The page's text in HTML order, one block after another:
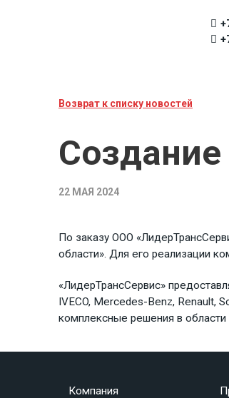
Возврат к списку новостей
22 МАЯ 2024
По заказу ООО
области». Для его реализации
«ЛидерТрансСервис»
IVECO, Mercedes-Benz, Renault,
комплексные решения в области
Компания